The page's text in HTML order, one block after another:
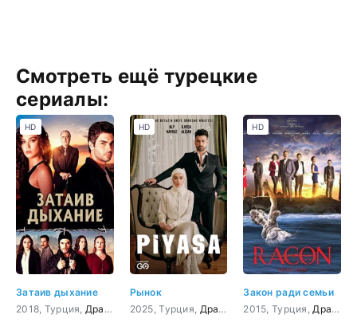
Смотреть ещё турецкие
сериалы:
Затаив дыхание
2018, Турция, Драма криминал,Боевик,Приключения
HD
Рынок
2025, Турция, Драма Мелодрама
HD
Закон ради семьи
2015, Турция, Драма
HD